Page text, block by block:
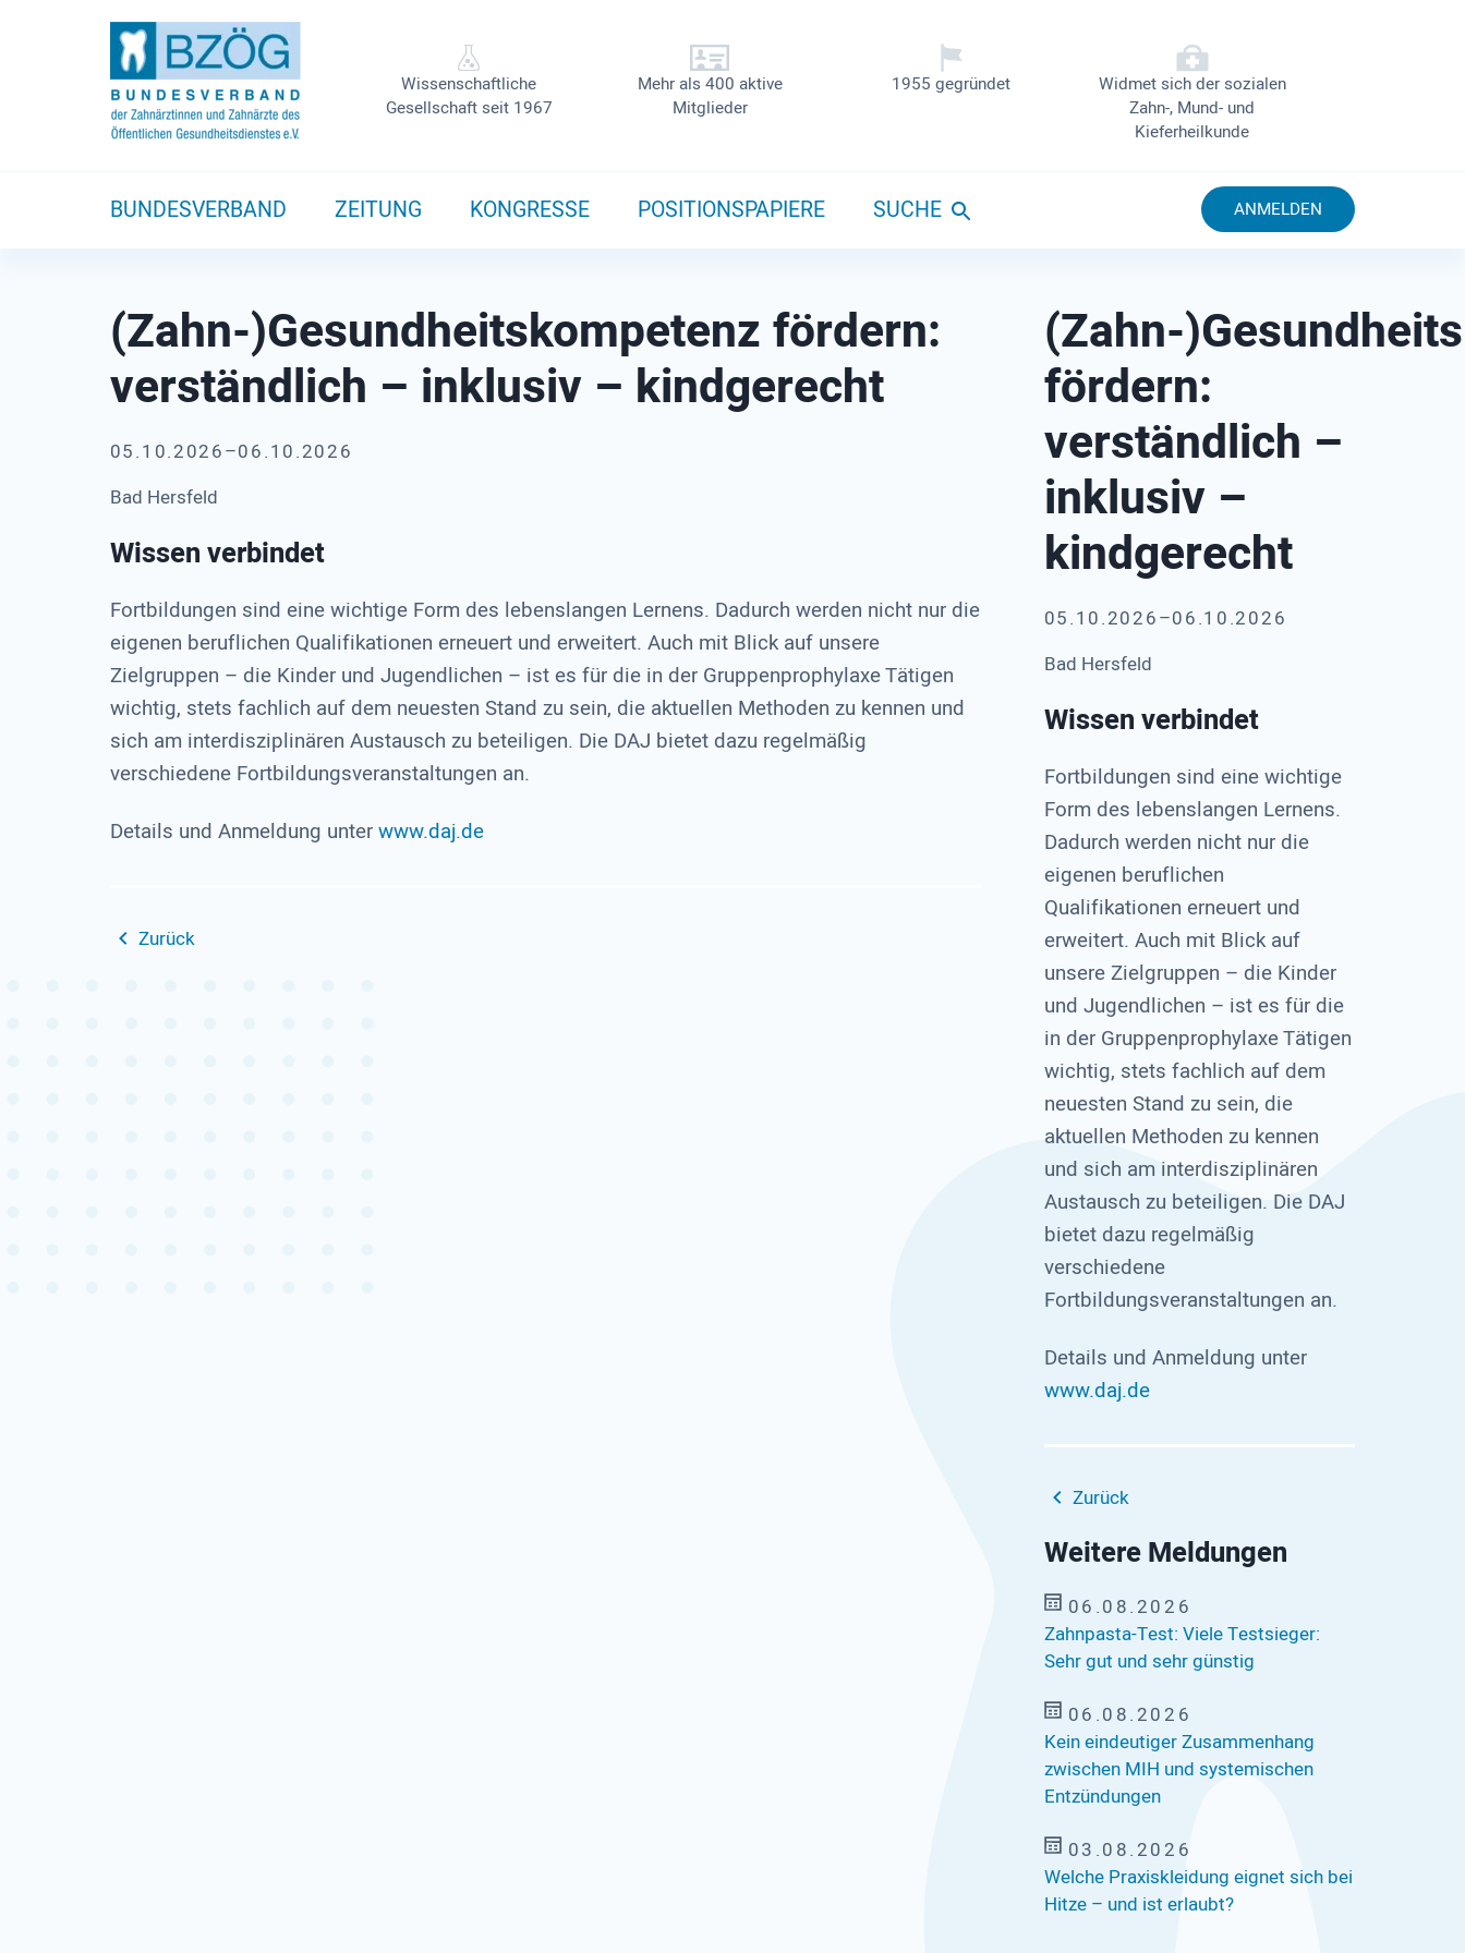
Wissenschaftliche
Gesellschaft seit 1967
Mehr als 400 aktive
Mitglieder
1955 gegründet
Widmet sich der sozialen
Zahn-, Mund- und
Kieferheilkunde
BUNDESVERBAND ZEITUNG KONGRESSE POSITIONSPAPIERE SUCHE ANMELDEN
(Zahn-)Gesundheitskompetenz fördern:
verständlich – inklusiv – kindgerecht
05.10.2026–06.10.2026
Bad Hersfeld
Wissen verbindet
Fortbildungen sind eine wichtige Form des lebenslangen Lernens. Dadurch werden nicht nur die
eigenen beruflichen Qualifikationen erneuert und erweitert. Auch mit Blick auf unsere
Zielgruppen – die Kinder und Jugendlichen – ist es für die in der Gruppenprophylaxe Tätigen
wichtig, stets fachlich auf dem neuesten Stand zu sein, die aktuellen Methoden zu kennen und
sich am interdisziplinären Austausch zu beteiligen. Die DAJ bietet dazu regelmäßig
verschiedene Fortbildungsveranstaltungen an.
Details und Anmeldung unterwww.daj.de
Zurück
(Zahn-
fördern:
verständlich –
inklusiv –
kindgerecht
05.10.2026–06.10.2026
Bad Hersfeld
Wissen verbindet
Fortbildungen sind eine wichtige
Form des lebenslangen Lernens.
Dadurch werden nicht nur die
eigenen beruflichen
Qualifikationen erneuert und
erweitert. Auch mit Blick auf
unsere Zielgruppen – die Kinder
und Jugendlichen – ist es für die
in der Gruppenprophylaxe Tätigen
wichtig, stets fachlich auf dem
neuesten Stand zu sein, die
aktuellen Methoden zu kennen
und sich am interdisziplinären
Austausch zu beteiligen. Die DAJ
bietet dazu regelmäßig
verschiedene
Fortbildungsveranstaltungen an.
Details und Anmeldung unter
www.daj.de
Zurück
Weitere Meldungen
06.08.2026
Zahnpasta-Test: Viele Testsieger:
Sehr gut und sehr günstig
06.08.2026
Kein eindeutiger Zusammenhang
zwischen MIH und systemischen
Entzündungen
03.08.2026
Welche Praxiskleidung eignet sich bei
Hitze – und ist erlaubt?